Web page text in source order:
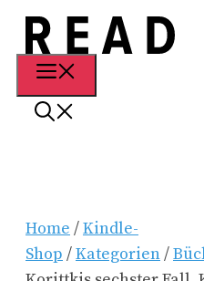
Zum
Inhalt
springen
Home /Kindle-
Shop /Kategorien/